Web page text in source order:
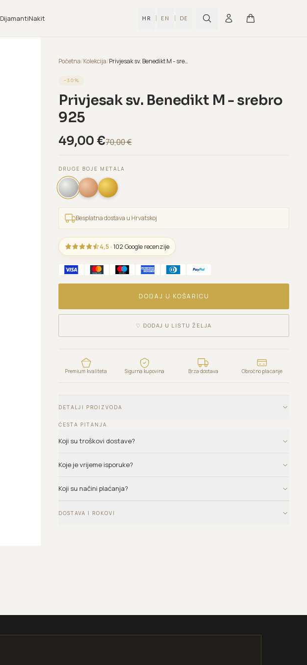
DijamantiNakit HR | EN | DE
Početna/Kolekcija/ Privjesak sv. Benedikt M - srebro 925
−30 %
Privjesak sv. Benedikt M - srebro
925
49,00 €70,00€
DRUGE BOJE METALA
Besplatna dostava u Hrvatskoj
4,5 · 102 Google recenzije
DODAJ U KOŠARICU
♡ DODAJ U LISTU ŽELJA
Premium kvaliteta Sigurna kupovina Brza dostava Obročno plaćanje
DETALJI PROIZVODA
ČESTA PITANJA
Koji su troškovi dostave?
Koje je vrijeme isporuke?
Koji su načini plaćanja?
DOSTAVA I ROKOVI